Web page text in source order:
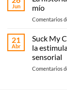
Jun
mío
Comentarios
21
Abr
Suck My
la
sensorial
Comentarios